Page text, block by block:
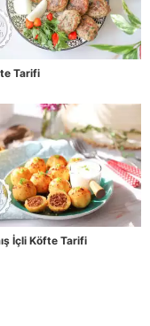
Tarifi
İçli Köfte Tarifi